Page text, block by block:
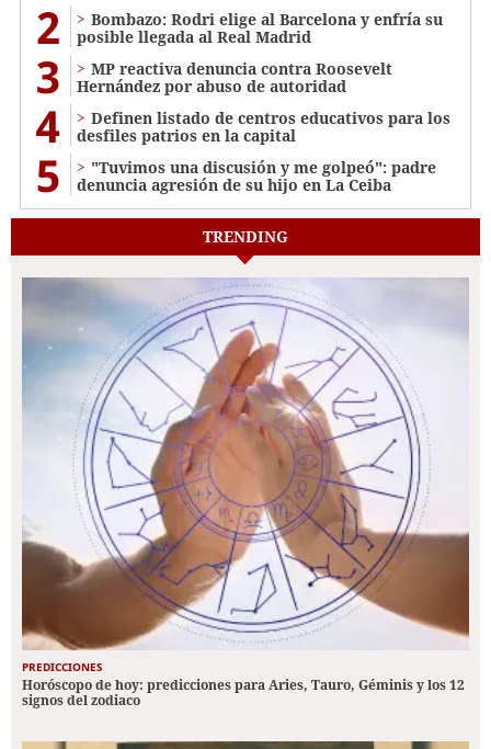
2
Bombazo: Rodri elige al Barcelona y enfría su
posible llegada al Real Madrid
3
MP reactiva denuncia contra Roosevelt
Hernández por abuso de autoridad
4
Definen listado de centros educativos para los
desfiles patrios en la capital
5
"Tuvimos una discusión y me golpeó": padre
denuncia agresión de su hijo en La Ceiba
TRENDING
PREDICCIONES
Horóscopo de hoy: predicciones para Aries, Tauro, Géminis y los 12
signos del zodiaco